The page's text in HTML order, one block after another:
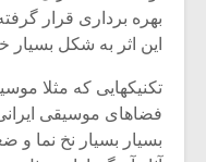
بهره برداری قرار
این اثر به شکل
تکنیکهایی که مثلا
فضاهای موسیقی
بسیار بسیار نخ نما و